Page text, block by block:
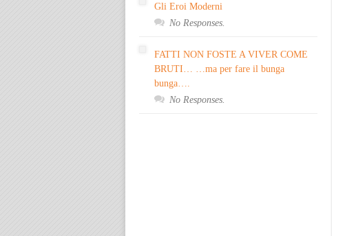
Gli Eroi Moderni
No Responses.
FATTI NON FOSTE A VIVER COME
BRUTI… …ma per fare il bunga
bunga….
No Responses.